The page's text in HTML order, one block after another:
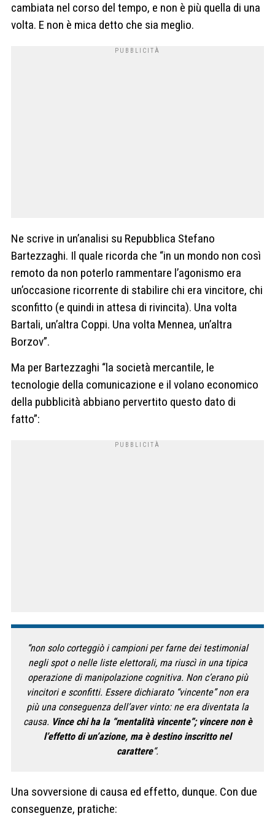
cambiata nel corso del tempo, e non è più quella di una
volta. E non è mica detto che sia meglio.
Ne scrive in un’analisi su Repubblica Stefano
Bartezzaghi. Il quale ricorda che “in un mondo non così
remoto da non poterlo rammentare l’agonismo era
un’occasione ricorrente di stabilire chi era vincitore, chi
sconfitto (e quindi in attesa di rivincita). Una volta
Bartali, un’altra Coppi. Una volta Mennea, un’altra
Borzov”.
Ma per Bartezzaghi “la società mercantile, le
tecnologie della comunicazione e il volano economico
della pubblicità abbiano pervertito questo dato di
fatto”:
“non solo corteggiò i campioni per farne dei testimonial
negli spot o nelle liste elettorali, ma riuscì in una tipica
operazione di manipolazione cognitiva. Non c’erano più
vincitori e sconfitti. Essere dichiarato “vincente” non era
più una conseguenza dell’aver vinto: ne era diventata la
causa. Vince chi ha la “mentalità vincente”; vincere non è
l’effetto di un’azione, ma è destino inscritto nel
carattere“.
Una sovversione di causa ed effetto, dunque. Con due
conseguenze, pratiche: